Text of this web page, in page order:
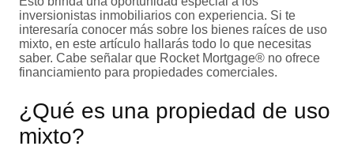
inversionistas inmobiliarios con experiencia. Si te
interesaría conocer más sobre los bienes raíces de uso
mixto, en este artículo hallarás todo lo que necesitas
saber. Cabe señalar que Rocket Mortgage® no ofrece
financiamiento para propiedades comerciales.
¿Qué es una propiedad de uso
mixto?